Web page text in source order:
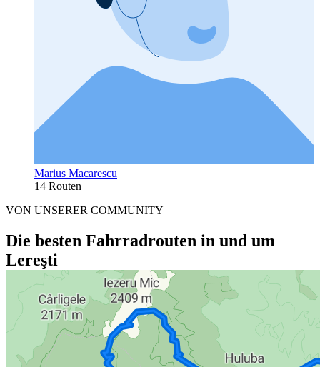
Marius Macarescu
14 Routen
VON UNSERER COMMUNITY
Die besten Fahrradrouten in und um
Lereşti